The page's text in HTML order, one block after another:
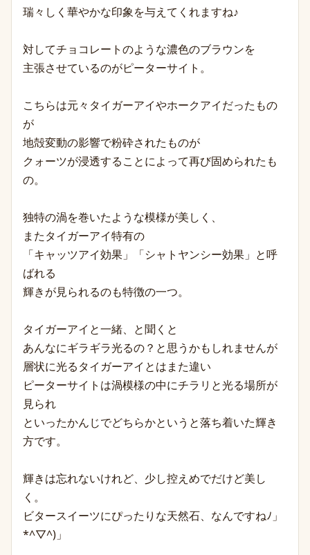
瑞々しく華やかな印象を与えてくれますね♪
対してチョコレートのような濃色のブラウンを
主張させているのがピーターサイト。
こちらは元々タイガーアイやホークアイだったもの
が
地殻変動の影響で粉砕されたものが
クォーツが浸透することによって再び固められたも
の。
独特の渦を巻いたような模様が美しく、
またタイガーアイ特有の
「キャッツアイ効果」「シャトヤンシー効果」と呼
ばれる
輝きが見られるのも特徴の一つ。
タイガーアイと一緒、と聞くと
あんなにギラギラ光るの？と思うかもしれませんが
層状に光るタイガーアイとはまた違い
ピーターサイトは渦模様の中にチラリと光る場所が
見られ
といったかんじでどちらかというと落ち着いた輝き
方です。
輝きは忘れないけれど、少し控えめでだけど美し
く。
ビタースイーツにぴったりな天然石、なんですねﾉ」
*^▽^)」